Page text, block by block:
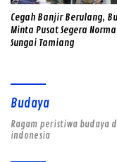
Cegah Banjir Berulang,
Minta Pusat Segera
Sungai Tamiang
Budaya
Ragam peristiwa budaya
indonesia